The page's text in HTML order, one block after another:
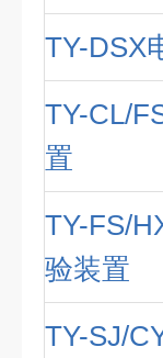
TY-DSX
TY-CL/
置
TY-FS/
验装置
TY-SJ/